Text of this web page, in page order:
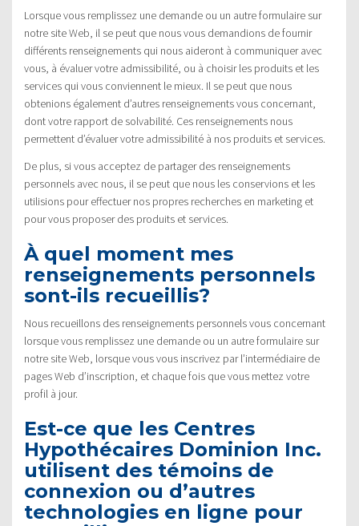
Lorsque vous remplissez une demande ou un autre formulaire sur
notre site Web, il se peut que nous vous demandions de fournir
différents renseignements qui nous aideront à communiquer avec
vous, à évaluer votre admissibilité, ou à choisir les produits et les
services qui vous conviennent le mieux. Il se peut que nous
obtenions également d’autres renseignements vous concernant,
dont votre rapport de solvabilité. Ces renseignements nous
permettent d’évaluer votre admissibilité à nos produits et services.
De plus, si vous acceptez de partager des renseignements
personnels avec nous, il se peut que nous les conservions et les
utilisions pour effectuer nos propres recherches en marketing et
pour vous proposer des produits et services.
À quel moment mes
renseignements personnels
sont-ils recueillis?
Nous recueillons des renseignements personnels vous concernant
lorsque vous remplissez une demande ou un autre formulaire sur
notre site Web, lorsque vous vous inscrivez par l’intermédiaire de
pages Web d’inscription, et chaque fois que vous mettez votre
profil à jour.
Est-ce que les Centres
Hypothécaires Dominion Inc.
utilisent des témoins de
connexion ou d’autres
technologies en ligne pour